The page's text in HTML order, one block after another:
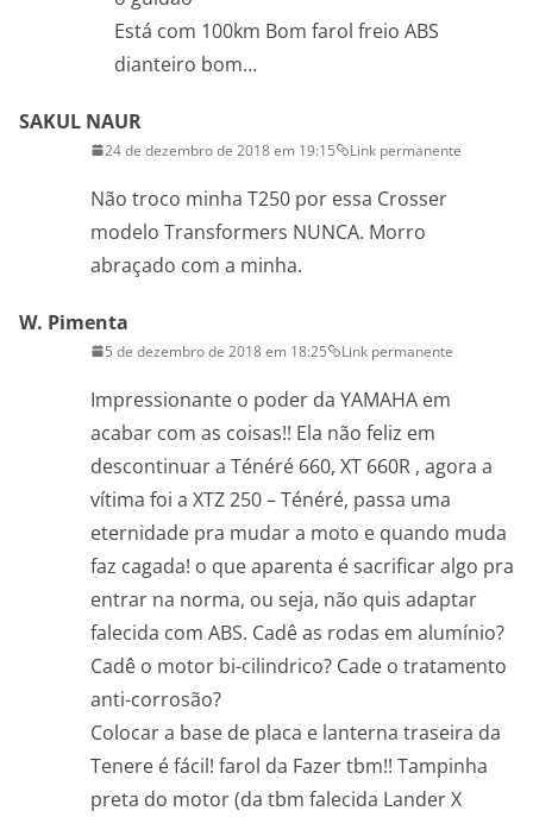
Está com 100km Bom farol freio ABS
dianteiro bom…
SAKUL NAUR
24 de dezembro de 2018 em 19:15 Link permanente
Não troco minha T250 por essa Crosser
modelo Transformers NUNCA. Morro
abraçado com a minha.
W. Pimenta
5 de dezembro de 2018 em 18:25 Link permanente
Impressionante o poder da YAMAHA em
acabar com as coisas!! Ela não feliz em
descontinuar a Ténéré 660, XT 660R , agora a
vítima foi a XTZ 250 – Ténéré, passa uma
eternidade pra mudar a moto e quando muda
faz cagada! o que aparenta é sacrificar algo pra
entrar na norma, ou seja, não quis adaptar
falecida com ABS. Cadê as rodas em alumínio?
Cadê o motor bi-cilindrico? Cade o tratamento
anti-corrosão?
Colocar a base de placa e lanterna traseira da
Tenere é fácil! farol da Fazer tbm!! Tampinha
preta do motor (da tbm falecida Lander X